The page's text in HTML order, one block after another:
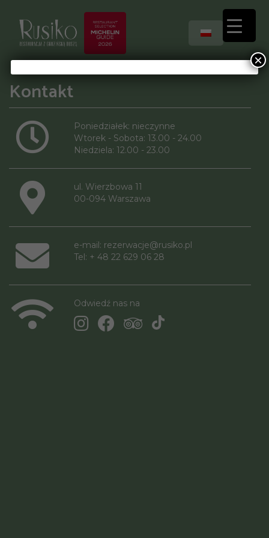
Kontakt
Poniedziałek: nieczynne
Wtorek - Sobota: 13.00 - 24.00
Niedziela: 12.00 - 23.00
ul. Wierzbowa 11
00-094 Warszawa
e-mail: rezerwacje@rusiko.pl
Tel: + 48 22 629 06 28
Odwiedź nas na
×